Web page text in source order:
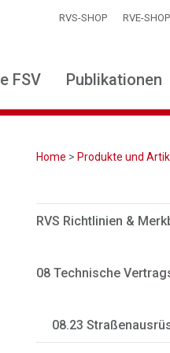
RVS-SHOP RVE-SHOP
FSV Publikationen
Home > Produkte und
RVS Richtlinien &
08 Technische
08.23